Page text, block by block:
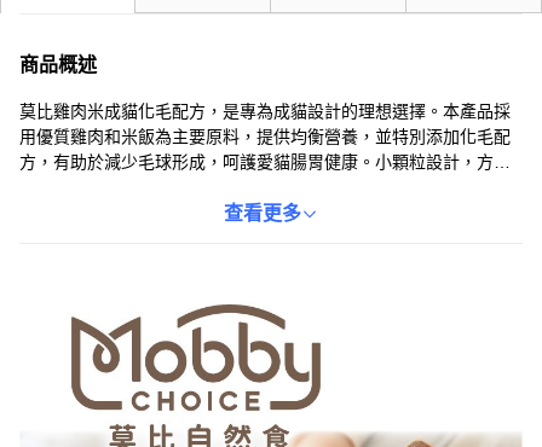
商品概述
莫比雞肉米成貓化毛配方，是專為成貓設計的理想選擇。本產品採
用優質雞肉和米飯為主要原料，提供均衡營養，並特別添加化毛配
方，有助於減少毛球形成，呵護愛貓腸胃健康。小顆粒設計，方便
化毛的特性，讓您的愛貓遠離毛球困擾，保持健康活力。莫比致力
查看更多